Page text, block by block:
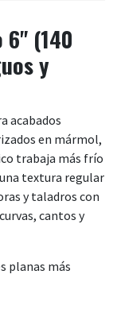
(140
y
acabados
en mármol,
trabaja más frío
textura regular
y taladros con
cantos y
planas más